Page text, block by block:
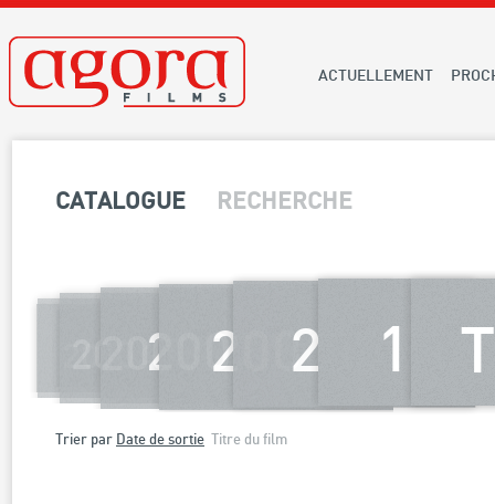
ACTUELLEMENT
CATALOGUE RECHERCHE
2000
2001
2002
2003
2004
2007 2008 2009 2010
Trier par Date de sortie Titre du film